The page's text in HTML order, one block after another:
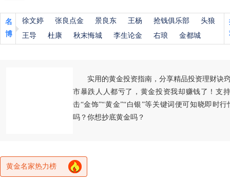
名
博
徐文婷 张良点金 景良东 王杨 抢钱俱乐部
头狼
王导
杜康 秋末悔城 李生论金 右琅 金都城
实用的黄金投资指南，分享精品投资理财诀
市暴跌人人都亏了，黄金投资我却赚钱了！支
击“金饰”“黄金”“白银”等关键词便可知晓即时
吗？你想抄底黄金吗？
黄金名家热力榜